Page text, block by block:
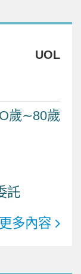
UOL
歲∼80歲
託
更多內容